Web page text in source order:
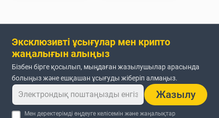
Эксклюзивті ұсығулар мен крипто
жаңалығын алыңыз
Бізбен бірге қосылып, мыңдаған жазылушылар арасында
болыңыз және ешқашан ұсығуды жіберіп алмаңыз.
Жазылу
Мен деректерімді өңдеуге келісемін және жаңалықтар